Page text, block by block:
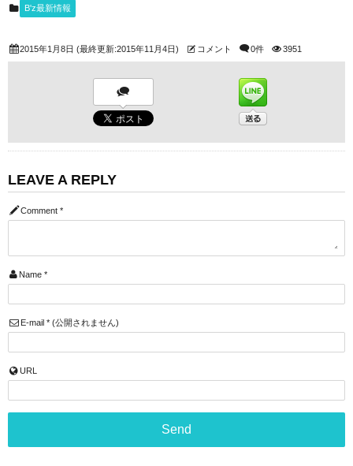
B'z最新情報
2015年1月8日 (最終更新:2015年11月4日) コメント 0件 3951
LEAVE A REPLY
Comment *
Name *
E-mail *(公開されません)
URL